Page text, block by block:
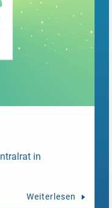
in
Weiterlesen